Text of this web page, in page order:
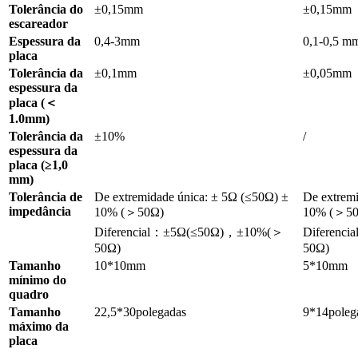
Tolerância do
escareador
±0,15mm ±0,15mm
Espessura da
placa
0,4-3mm 0,1-0,5
Tolerância da
espessura da
placa (＜
1.0mm)
±0,1mm ±0,05mm
Tolerância da
espessura da
placa (≥1,0
mm)
±10% /
Tolerância de
impedância
De extremidade única: ± 5Ω (≤50Ω) ±
10% (＞50Ω)
De
10% (＞
Diferencial：±5Ω(≤50Ω)，±10%(＞
50Ω)
50Ω)
Tamanho
mínimo do
quadro
10*10mm 5*10mm
Tamanho
máximo da
placa
22,5*30polegadas